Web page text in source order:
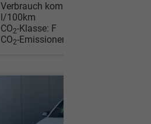
Verbrauch kombiniert:
l/100km
CO2-Klasse: F
CO2-Emissionen: